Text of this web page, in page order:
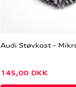
Audi Støvkost -
145,00 DKK